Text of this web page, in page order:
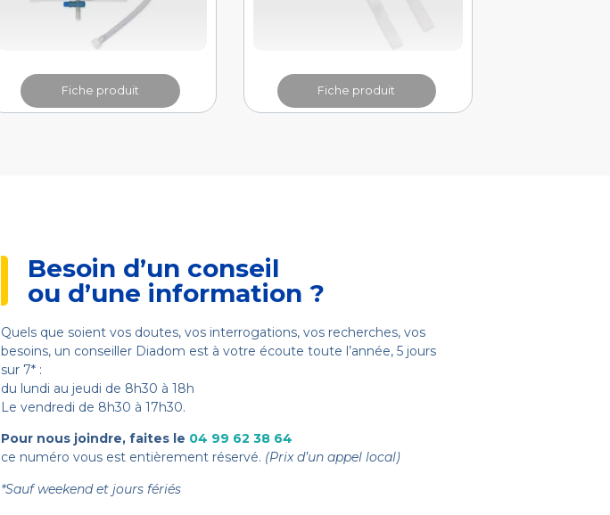
Fiche produit Fiche produit
Besoin d’un conseil
ou d’une information ?
Quels que soient vos doutes, vos interrogations, vos recherches, vos
besoins, un conseiller Diadom est à votre écoute toute l’année, 5 jours
sur 7* :
du lundi au jeudi de 8h30 à 18h
Le vendredi de 8h30 à 17h30.
Pour nous joindre, faites le 04 99 62 38 64
ce numéro vous est entièrement réservé. (Prix d’un appel local)
*Sauf weekend et jours fériés